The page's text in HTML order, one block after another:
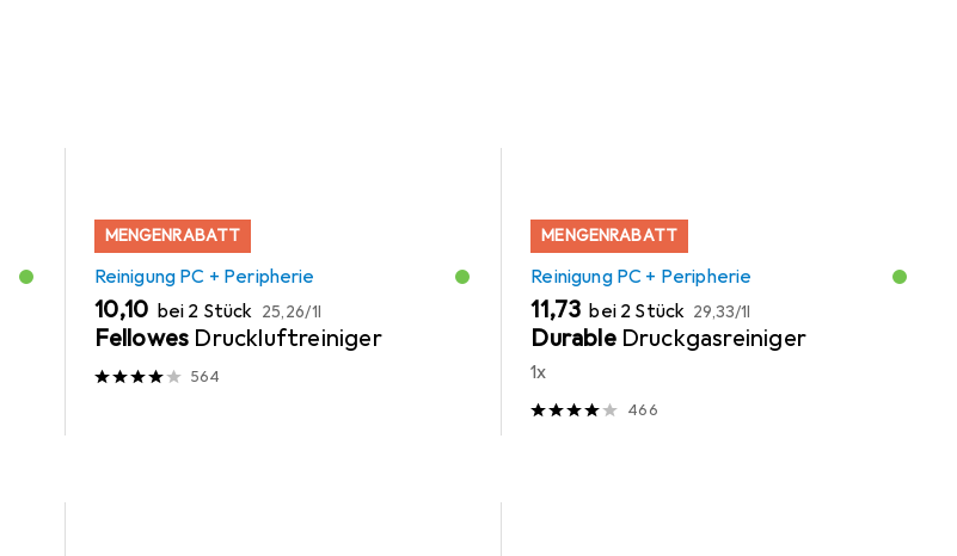
MENGENRABATT
Reinigung PC + Peripherie
EUR
10,10 bei 2 Stück EUR
25,26/1l
Fellowes Druckluftreiniger
564
MENGENRABATT
Reinigung PC + Peripherie
EUR
11,73 bei 2 Stück EUR
29,33/1l
Durable Druckgasreiniger
1x
466